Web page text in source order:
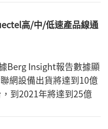
高/中/低速產品線通
Berg Insight報告數據顯
網設備出貨將達到10億
到2021年將達到25億